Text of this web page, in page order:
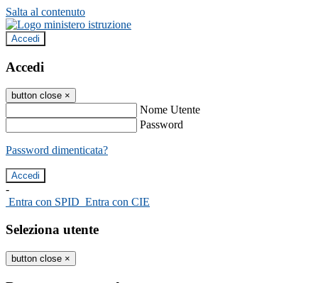
Salta al contenuto
Accedi
Accedi
button close ×
Nome Utente
Password
Password dimenticata?
-
Entra con SPID Entra con CIE
Seleziona utente
button close ×